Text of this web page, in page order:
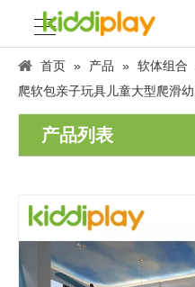
首页 » 产品 » 软体组合
爬软包亲子玩具儿童大型爬滑
产品列表